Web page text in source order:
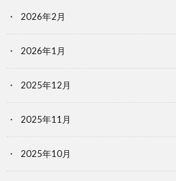
2026年2月
2026年1月
2025年12月
2025年11月
2025年10月